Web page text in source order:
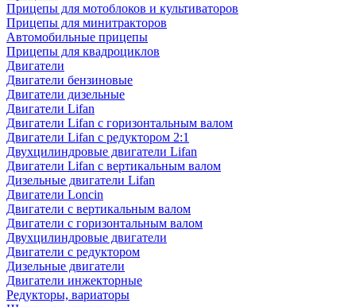
Прицепы для мотоблоков и культиваторов
Прицепы для минитракторов
Автомобильные прицепы
Прицепы для квадроциклов
Двигатели
Двигатели бензиновые
Двигатели дизельные
Двигатели Lifan
Двигатели Lifan с горизонтальным валом
Двигатели Lifan с редуктором 2:1
Двухцилиндровые двигатели Lifan
Двигатели Lifan с вертикальным валом
Дизельные двигатели Lifan
Двигатели Loncin
Двигатели с вертикальным валом
Двигатели с горизонтальным валом
Двухцилиндровые двигатели
Двигатели с редуктором
Дизельные двигатели
Двигатели инжекторные
Редукторы, вариаторы